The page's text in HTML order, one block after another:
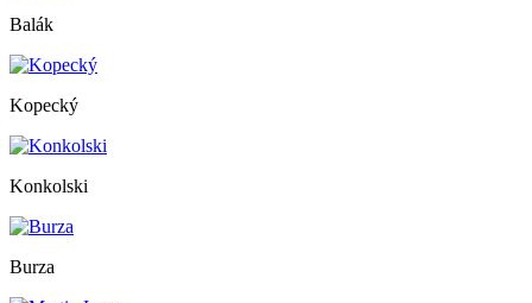
Balák
Kopecký
Konkolski
Burza